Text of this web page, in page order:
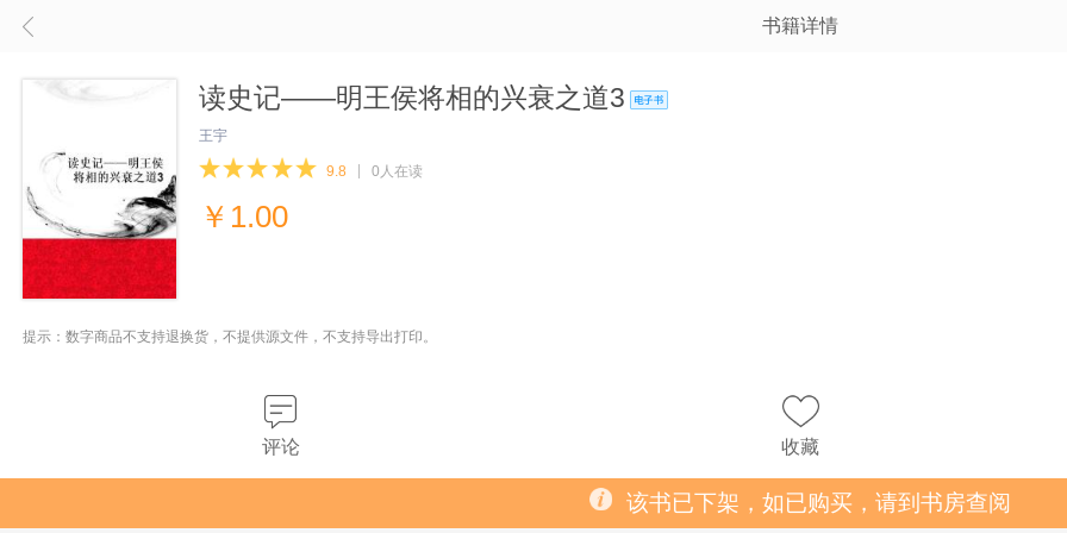
书籍详情
读史记――明王侯将相的兴衰之道3
王宇
9.8 0人在读
￥ 1.00
提示：数字商品不支持退换货，不提供源文件，不支持导出打印。
评论 收藏
该书已下架，如已购买，请到书房查阅